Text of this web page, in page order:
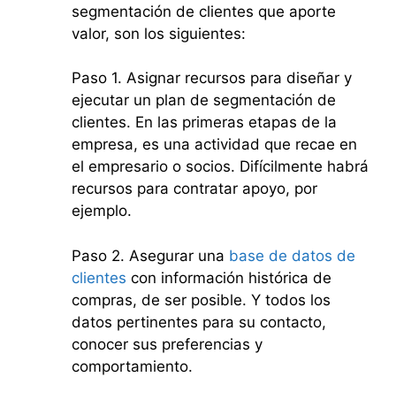
segmentación de clientes que aporte
valor, son los siguientes:
Paso 1. Asignar recursos para diseñar y
ejecutar un plan de segmentación de
clientes. En las primeras etapas de la
empresa, es una actividad que recae en
el empresario o socios. Difícilmente habrá
recursos para contratar apoyo, por
ejemplo.
Paso 2. Asegurar una base de datos de
clientes con información histórica de
compras, de ser posible. Y todos los
datos pertinentes para su contacto,
conocer sus preferencias y
comportamiento.